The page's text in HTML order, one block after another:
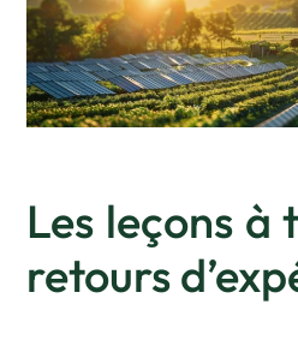
Les leçons à
retours